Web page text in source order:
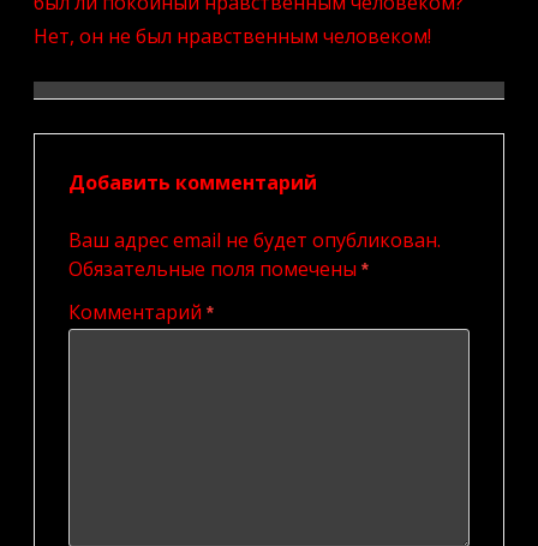
Нет, он не был нравственным человеком!
Добавить комментарий
Ваш адрес email не будет опубликован.
Обязательные поля помечены *
Комментарий *